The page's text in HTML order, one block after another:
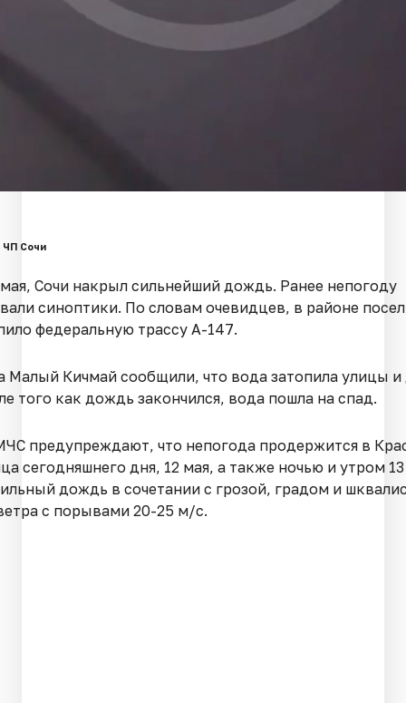
ЧП Сочи
Сочи накрыл сильнейший дождь. Ранее непогоду
синоптики. По словам очевидцев, в районе
федеральную трассу А-147.
Малый Кичмай сообщили, что вода затопила улицы и
того как дождь закончился, вода пошла на спад.
предупреждают, что непогода продержится в
сегодняшнего дня, 12 мая, а также ночью и утром
дождь в сочетании с грозой, градом и
с порывами 20-25 м/с.